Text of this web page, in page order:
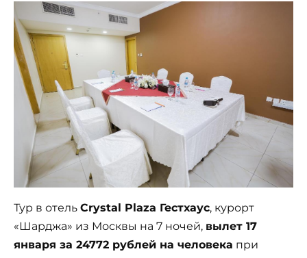
Тур в отель Crystal Plaza Гестхаус, курорт
«Шарджа» из Москвы на 7 ночей, вылет 17
января за 24772 рублей на человека при